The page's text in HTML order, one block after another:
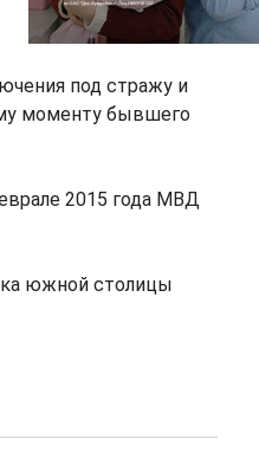
под стражу и
моменту бывшего
2015 года МВД
южной столицы